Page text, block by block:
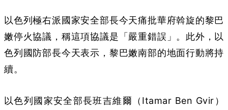
以色列極右派國家安全部長今天痛批華府斡旋的黎巴
嫩停火協議，稱這項協議是「嚴重錯誤」。此外，以
色列國防部長今天表示，黎巴嫩南部的地面行動將持
續。
以色列國家安全部長班吉維爾（Itamar Ben Gvir）